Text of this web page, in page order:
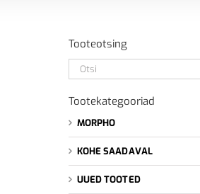
Tooteotsing
Tootekategooriad
MORPHO
KOHE SAADAVAL
UUED TOOTED